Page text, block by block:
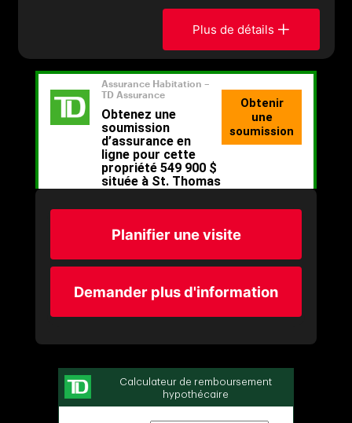
Plus de détails
Planifier une visite
Demander plus d'information